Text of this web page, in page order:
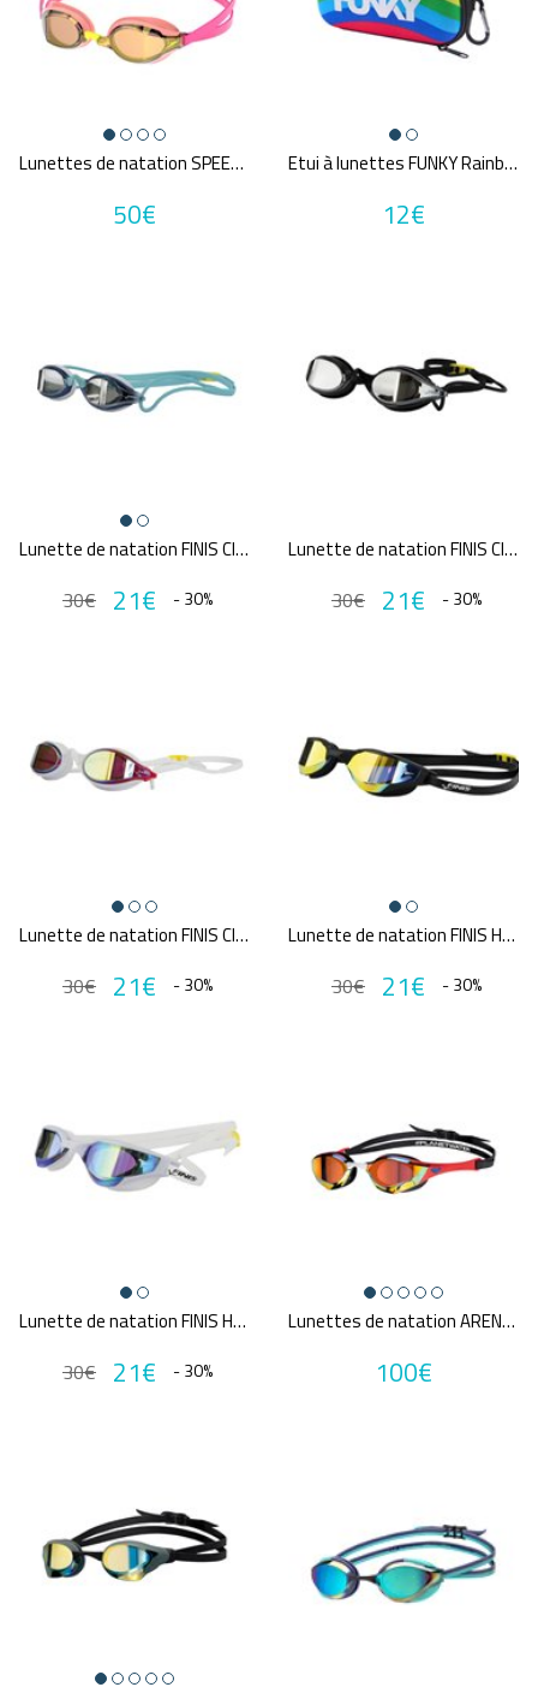
Lunettes de natation SPEEDO FS SPEEDSOCKET 2.0 MIRROR PINK
50€
Etui à lunettes FUNKY Rainbowie
12€
Lunette de natation FINIS CIRCUIT 2 MIRROR
30€ 21€ - 30%
Lunette de natation FINIS CIRCUIT 2 MIRROR
30€ 21€ - 30%
Lunette de natation FINIS CIRCUIT 2 MIRROR
30€ 21€ - 30%
Lunette de natation FINIS HAYDEN MIRROR
30€ 21€ - 30%
Lunette de natation FINIS HAYDEN MIRROR
30€ 21€ - 30%
Lunettes de natation ARENA COBRA EDGE SWIPE MIRROR
100€